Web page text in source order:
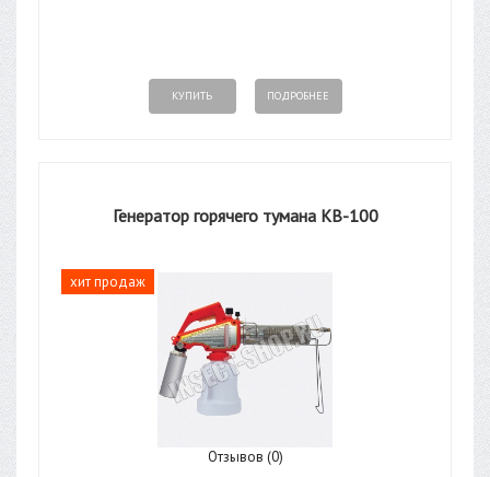
КУПИТЬ ПОДРОБНЕЕ
Генератор горячего тумана KB-100
хит продаж
Отзывов (0)